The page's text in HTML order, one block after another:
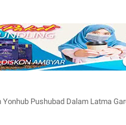
Pushubad Dalam Latma